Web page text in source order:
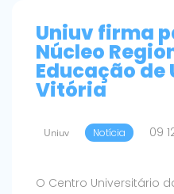
Uniuv firma
Núcleo
Educação de
Vitória
Uniuv Notícia 09
O Centro Universitário